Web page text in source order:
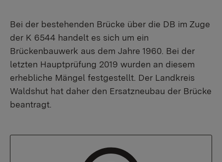
Bei der bestehenden Brücke über die DB im Zuge
der K 6544 handelt es sich um ein
Brückenbauwerk aus dem Jahre 1960. Bei der
letzten Hauptprüfung 2019 wurden an diesem
erhebliche Mängel festgestellt. Der Landkreis
Waldshut hat daher den Ersatzneubau der Brücke
beantragt.